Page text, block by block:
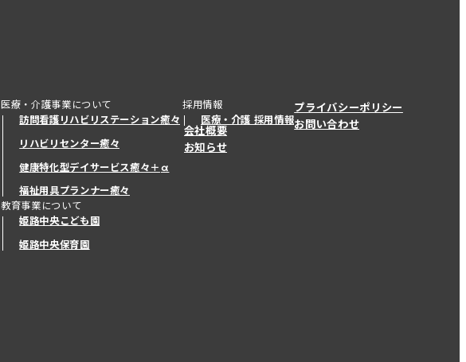
医療・介護事業について
訪問看護リハビリステーション癒々
リハビリセンター癒々
健康特化型デイサービス癒々＋α
健康特化型デイサービス癒々＋
福祉用具プランナー癒々
教育事業について
姫路中央こども園
姫路中央保育園
採用情報
医療・介護 採用情報
会社概要
お知らせ
プライバシーポリシー
お問い合わせ